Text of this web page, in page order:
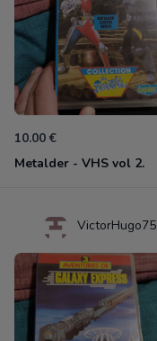
10.00 €
Metalder - VHS vol 2.
VictorHugo75